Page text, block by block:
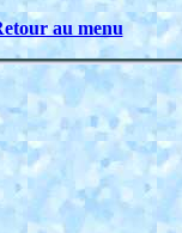
au menu